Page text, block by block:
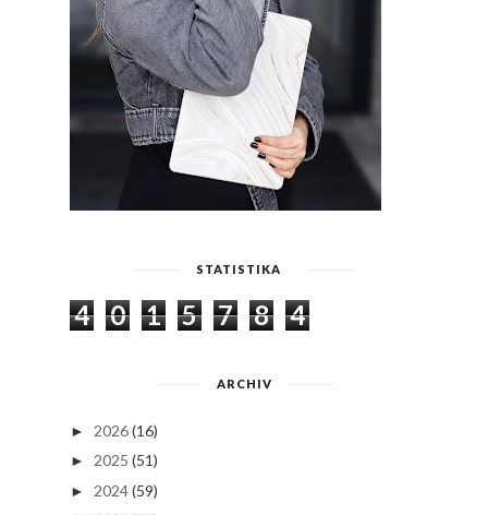
STATISTIKA
4 0 1 5 7 8 4
ARCHIV
► 2026(16)
► 2025 (51)
► 2024(59)